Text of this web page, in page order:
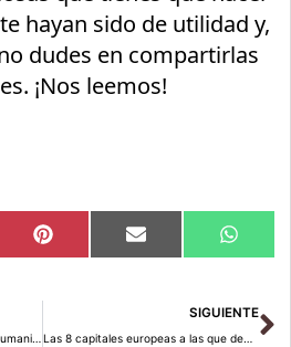
hayan sido de utilidad y,
dudes en compartirlas
¡Nos leemos!
Compartir
en
Pinterest Compartir
en
Email
en
El plan perfecto para huir de la humanidad
SIGUIENTE
Las 8 capitales europeas a las que deberías ir una vez en la vida